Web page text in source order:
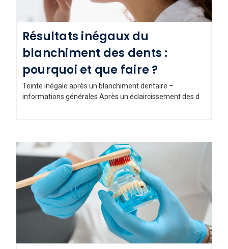
Résultats inégaux du
blanchiment des dents :
pourquoi et que faire ?
Teinte inégale après un blanchiment dentaire –
informations générales Après un éclaircissement des d